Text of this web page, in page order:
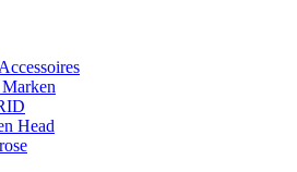
Accessoires
Head